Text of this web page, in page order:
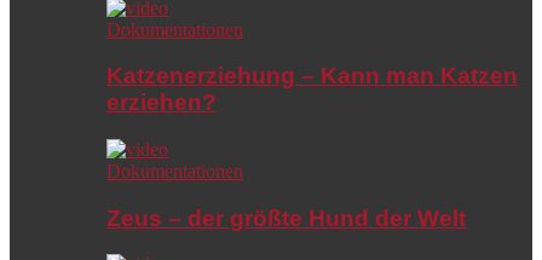
Dokumentationen
Katzenerziehung – Kann man Katzen
erziehen?
Dokumentationen
Zeus – der größte Hund der Welt